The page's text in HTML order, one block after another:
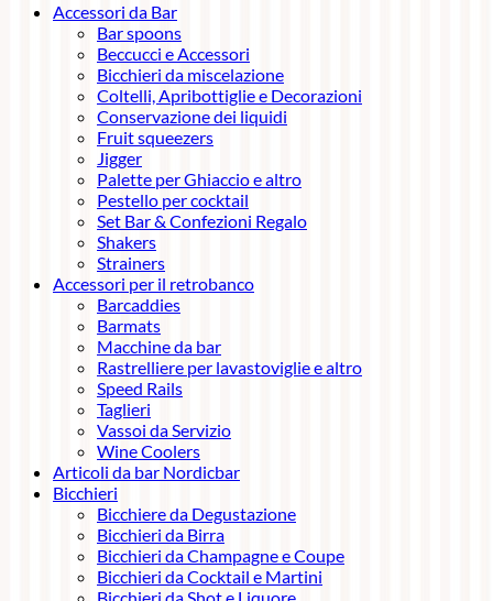
Accessori da Bar
Bar spoons
Beccucci e Accessori
Bicchieri da miscelazione
Coltelli, Apribottiglie e Decorazioni
Conservazione dei liquidi
Fruit squeezers
Jigger
Palette per Ghiaccio e altro
Pestello per cocktail
Set Bar & Confezioni Regalo
Shakers
Strainers
Accessori per il retrobanco
Barcaddies
Barmats
Macchine da bar
Rastrelliere per lavastoviglie e altro
Speed Rails
Taglieri
Vassoi da Servizio
Wine Coolers
Articoli da bar Nordicbar
Bicchieri
Bicchiere da Degustazione
Bicchieri da Birra
Bicchieri da Champagne e Coupe
Bicchieri da Cocktail e Martini